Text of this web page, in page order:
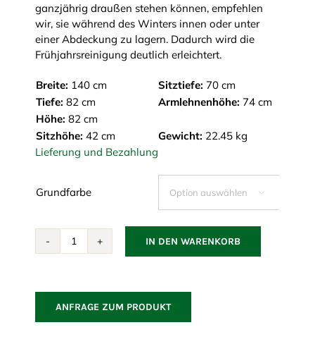
ganzjährig draußen stehen können, empfehlen
wir, sie während des Winters innen oder unter
einer Abdeckung zu lagern. Dadurch wird die
Frühjahrsreinigung deutlich erleichtert.
Breite: 140 cm Sitztiefe: 70 cm
Tiefe: 82 cm Armlehnenhöhe: 74 cm
Höhe: 82 cm
Sitzhöhe: 42 cm Gewicht: 22.45 kg
Lieferung und Bezahlung
Grundfarbe 
Conic
Sofa-
Modul,
links
IN DEN WARENKORB
ANFRAGE ZUM PRODUKT